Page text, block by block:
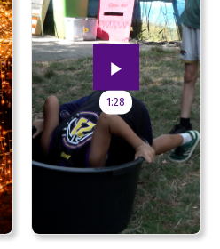
1:28